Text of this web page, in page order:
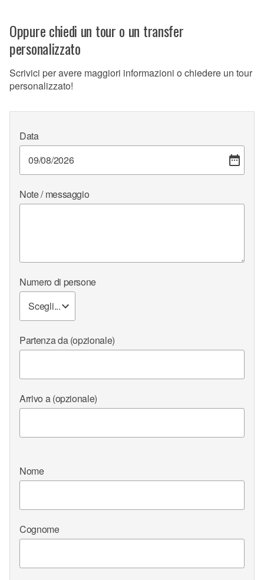
Oppure chiedi un tour o un transfer
personalizzato
Scrivici per avere maggiori informazioni o chiedere un tour
personalizzato!
Data
Note / messaggio
Numero di persone
Partenza da(opzionale)
Arrivo a(opzionale)
Nome
Cognome